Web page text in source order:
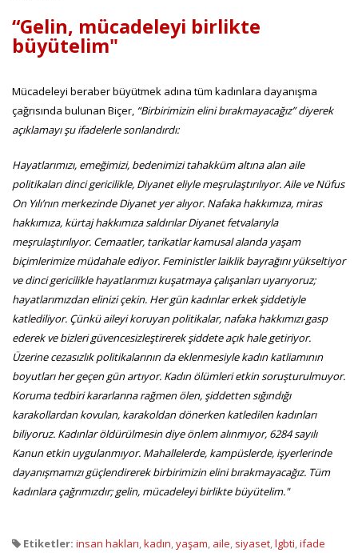
“Gelin, mücadeleyi birlikte
büyütelim"
Mücadeleyi beraber büyütmek adına tüm kadınlara dayanışma
çağrısında bulunan Biçer, “Birbirimizin elini bırakmayacağız” diyerek
açıklamayı şu ifadelerle sonlandırdı:
Hayatlarımızı, emeğimizi, bedenimizi tahakküm altına alan aile
politikaları dinci gericilikle, Diyanet eliyle meşrulaştırılıyor. Aile ve Nüfus
On Yılı’nın merkezinde Diyanet yer alıyor. Nafaka hakkımıza, miras
hakkımıza, kürtaj hakkımıza saldırılar Diyanet fetvalarıyla
meşrulaştırılıyor. Cemaatler, tarikatlar kamusal alanda yaşam
biçimlerimize müdahale ediyor. Feministler laiklik bayrağını yükseltiyor
ve dinci gericilikle hayatlarımızı kuşatmaya çalışanları uyarıyoruz;
hayatlarımızdan elinizi çekin. Her gün kadınlar erkek şiddetiyle
katlediliyor. Çünkü aileyi koruyan politikalar, nafaka hakkımızı gasp
ederek ve bizleri güvencesizleştirerek şiddete açık hale getiriyor.
Üzerine cezasızlık politikalarının da eklenmesiyle kadın katliamının
boyutları her geçen gün artıyor. Kadın ölümleri etkin soruşturulmuyor.
Koruma tedbiri kararlarına rağmen ölen, şiddetten sığındığı
karakollardan kovulan, karakoldan dönerken katledilen kadınları
biliyoruz. Kadınlar öldürülmesin diye önlem alınmıyor, 6284 sayılı
Kanun etkin uygulanmıyor. Mahallelerde, kampüslerde, işyerlerinde
dayanışmamızı güçlendirerek birbirimizin elini bırakmayacağız. Tüm
kadınlara çağrımızdır; gelin, mücadeleyi birlikte büyütelim."
Etiketler: insan hakları,kadın,yaşam, aile, siyaset,lgbti,ifade